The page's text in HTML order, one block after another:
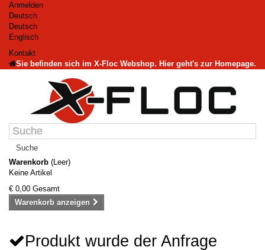
Anmelden
Deutsch
Deutsch
Englisch
Kontakt
Sie befinden sich im X-Floc Webshop. Hier geht's zur Homepage.
Suche
Warenkorb (Leer)
Keine Artikel
€ 0,00 Gesamt
Warenkorb anzeigen
Produkt wurde der Anfrage